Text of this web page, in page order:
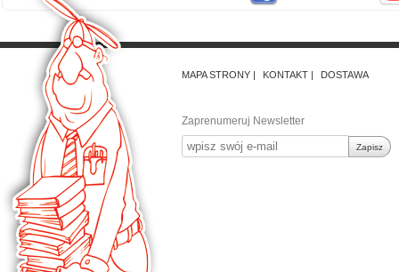
MAPA STRONY KONTAKT DOSTAWA
Zaprenumeruj Newsletter